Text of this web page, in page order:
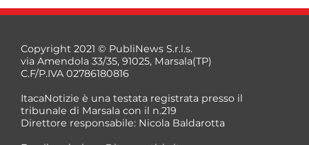
Copyright 2021 © PubliNews S.r.l.s.
via Amendola 33/35, 91025, Marsala(TP)
C.F/P.IVA 02786180816
ItacaNotizie è una testata registrata presso il
tribunale di Marsala con il n.219
Direttore responsabile: Nicola Baldarotta